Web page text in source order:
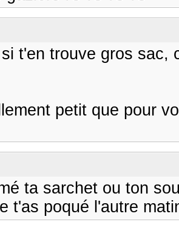
t'en trouve gros sac,
petit que pour
ta sarchet ou ton
t'as poqué l'autre